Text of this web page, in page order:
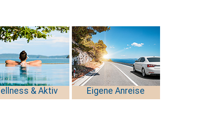
& Aktiv Eigene Anreise